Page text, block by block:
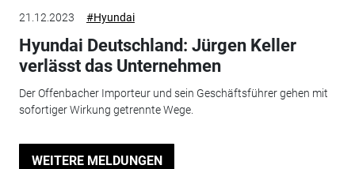
21.12.2023 #Hyundai
Hyundai Deutschland: Jürgen Keller
verlässt das Unternehmen
Der Offenbacher Importeur und sein Geschäftsführer gehen mit
sofortiger Wirkung getrennte Wege.
WEITERE MELDUNGEN